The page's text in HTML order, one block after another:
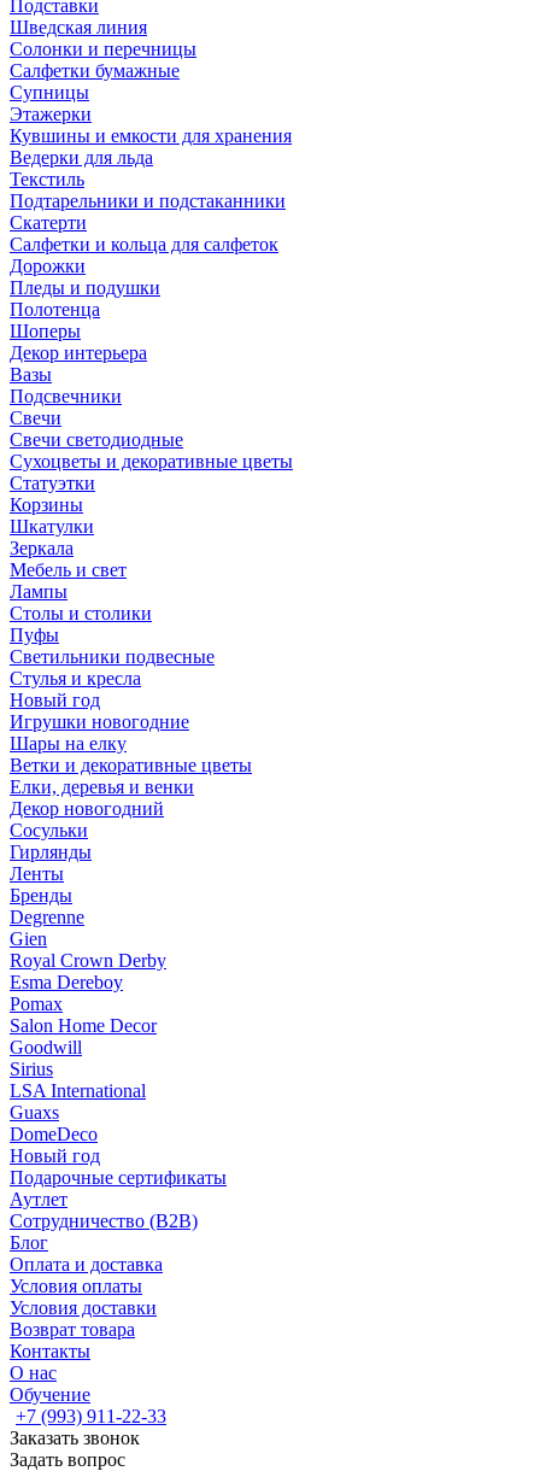
Подставки
Шведская линия
Солонки и перечницы
Салфетки бумажные
Супницы
Этажерки
Кувшины и емкости для хранения
Ведерки для льда
Текстиль
Подтарельники и подстаканники
Скатерти
Салфетки и кольца для салфеток
Дорожки
Пледы и подушки
Полотенца
Шоперы
Декор интерьера
Вазы
Подсвечники
Свечи
Свечи светодиодные
Сухоцветы и декоративные цветы
Статуэтки
Корзины
Шкатулки
Зеркала
Мебель и свет
Лампы
Столы и столики
Пуфы
Светильники подвесные
Стулья и кресла
Новый год
Игрушки новогодние
Шары на елку
Ветки и декоративные цветы
Елки, деревья и венки
Декор новогодний
Сосульки
Гирлянды
Ленты
Бренды
Degrenne
Gien
Royal Crown Derby
Esma Dereboy
Pomax
Salon Home Decor
Goodwill
Sirius
LSA International
Guaxs
DomeDeco
Новый год
Подарочные сертификаты
Аутлет
Сотрудничество (B2B)
Блог
Оплата и доставка
Условия оплаты
Условия доставки
Возврат товара
Контакты
О нас
Обучение
+7 (993) 911-22-33
Заказать звонок
Задать вопрос